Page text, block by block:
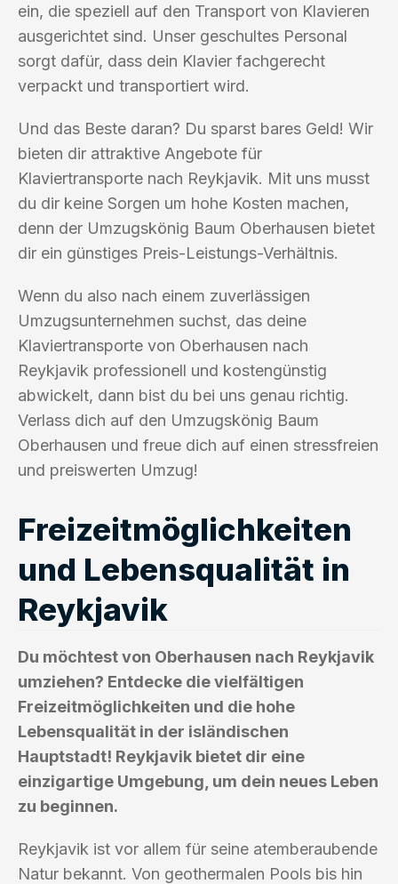
ein, die speziell auf den Transport von Klavieren
ausgerichtet sind. Unser geschultes Personal
sorgt dafür, dass dein Klavier fachgerecht
verpackt und transportiert wird.
Und das Beste daran? Du sparst bares Geld! Wir
bieten dir attraktive Angebote für
Klaviertransporte nach Reykjavik. Mit uns musst
du dir keine Sorgen um hohe Kosten machen,
denn der Umzugskönig Baum Oberhausen bietet
dir ein günstiges Preis-Leistungs-Verhältnis.
Wenn du also nach einem zuverlässigen
Umzugsunternehmen suchst, das deine
Klaviertransporte von Oberhausen nach
Reykjavik professionell und kostengünstig
abwickelt, dann bist du bei uns genau richtig.
Verlass dich auf den Umzugskönig Baum
Oberhausen und freue dich auf einen stressfreien
und preiswerten Umzug!
Freizeitmöglichkeiten
und Lebensqualität in
Reykjavik
Du möchtest von Oberhausen nach Reykjavik
umziehen? Entdecke die vielfältigen
Freizeitmöglichkeiten und die hohe
Lebensqualität in der isländischen
Hauptstadt! Reykjavik bietet dir eine
einzigartige Umgebung, um dein neues Leben
zu beginnen.
Reykjavik ist vor allem für seine atemberaubende
Natur bekannt. Von geothermalen Pools bis hin